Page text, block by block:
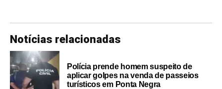
Notícias relacionadas
Polícia prende homem suspeito de
aplicar golpes na venda de passeios
turísticos em Ponta Negra